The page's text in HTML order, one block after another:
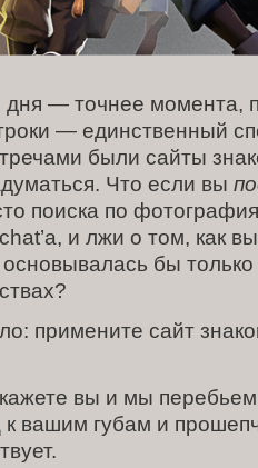
дня — точнее момента,
— единственный
были сайты
Что если вы
поиска по
и лжи о том, как
бы
примените сайт
вы и мы перебьем
к вашим губам и